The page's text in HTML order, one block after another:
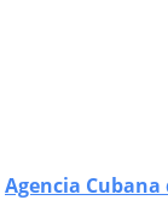
Agencia